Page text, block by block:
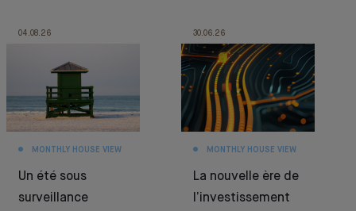
04.08.26
MONTHLY HOUSE VIEW
Un été sous
surveillance
30.06.26
MONTHLY HOUSE VIEW
La nouvelle ère de
l’investissement